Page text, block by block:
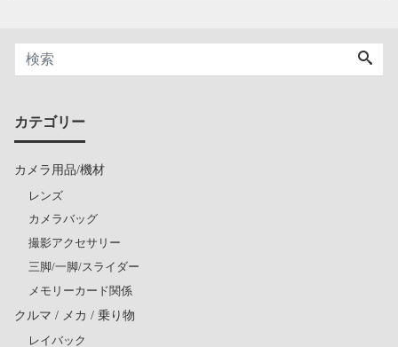
カテゴリー
カメラ用品/機材
レンズ
カメラバッグ
撮影アクセサリー
三脚/一脚/スライダー
メモリーカード関係
クルマ / メカ / 乗り物
レイバック